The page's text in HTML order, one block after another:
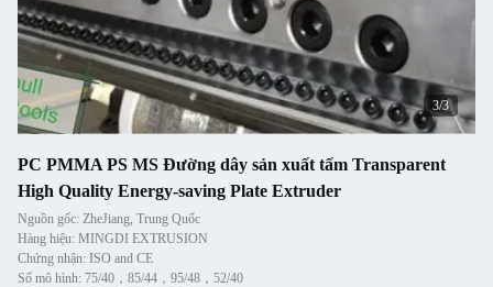
1/3
PC PMMA PS MS Đường dây sản xuất tấm Transparent
High Quality Energy-saving Plate Extruder
Nguồn gốc: ZheJiang, Trung Quốc
Hàng hiệu: MINGDI EXTRUSION
Chứng nhận: ISO and CE
Số mô hình: 75/40，85/44，95/48，52/40